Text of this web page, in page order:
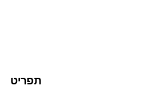
תפריט